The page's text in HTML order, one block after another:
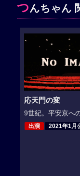
つんちゃん
応天門の変
9世紀。平安京へ
出演 2021年1月